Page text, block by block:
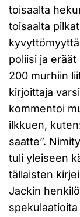
toisaalta
toisaalta
poliisi ja
200 murhiin
kirjoittaja
kommentoi
ilkkuen,
saatte”.
tuli yleiseen
tällaisten
Jackin